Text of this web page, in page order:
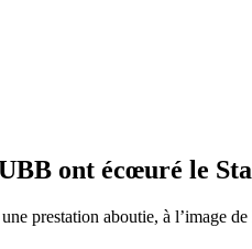
ont écœuré le
prestation aboutie, à l’image